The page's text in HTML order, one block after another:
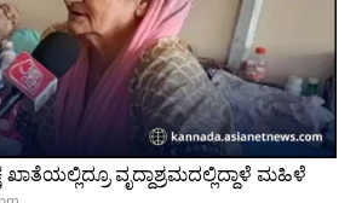
ಶೆಟ್ಟಿ | Rishab
News
ಕ್ಕೆ TAX ಇಳಿಕೆ: ಮೋದಿ-
| India US
Rounds